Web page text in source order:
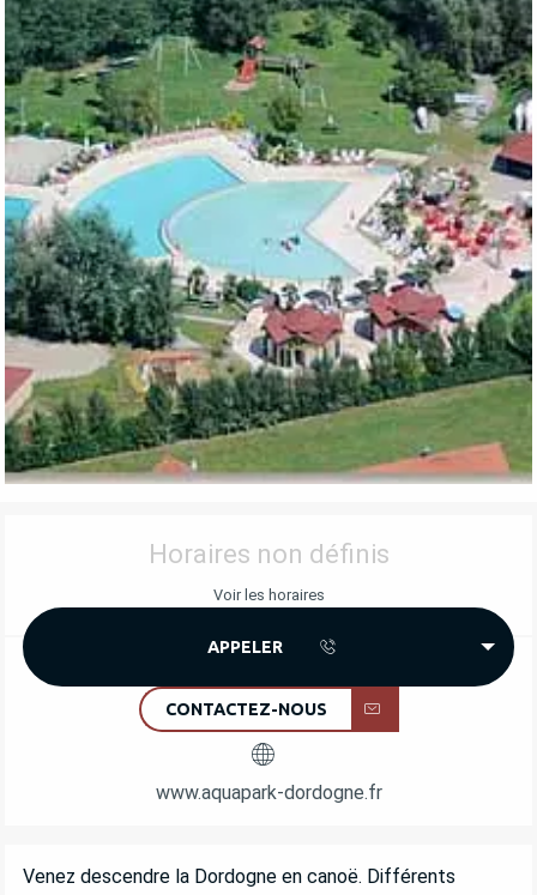
OUVERTURE ET COORDONNÉES
Horaires non définis
Voir les horaires
APPELER
CONTACTEZ-NOUS
www.aquapark-dordogne.fr
DESCRIPTION
Venez descendre la Dordogne en canoë. Différents